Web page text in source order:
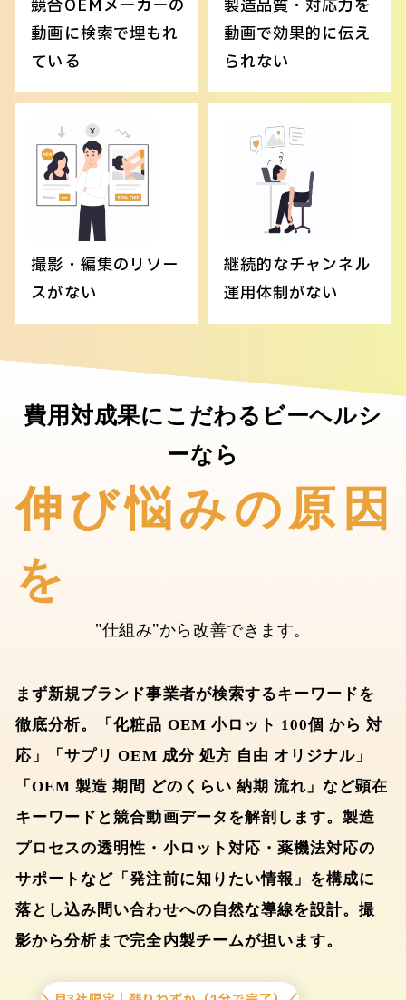
競合OEMメーカーの
動画に検索で埋もれ
ている
製造品質・対応力を
動画で効果的に伝え
られない
撮影・編集のリソー
スがない
継続的なチャンネル
運用体制がない
費用対成果にこだわるビーヘルシ
ーなら
伸び悩みの原因
を
"仕組み"から改善できます。
まず新規ブランド事業者が検索するキーワードを
徹底分析。「化粧品 OEM 小ロット 100個 から 対
応」「サプリ OEM 成分 処方 自由 オリジナル」
「OEM 製造 期間 どのくらい 納期 流れ」など顕在
キーワードと競合動画データを解剖します。製造
プロセスの透明性・小ロット対応・薬機法対応の
サポートなど「発注前に知りたい情報」を構成に
落とし込み問い合わせへの自然な導線を設計。撮
影から分析まで完全内製チームが担います。